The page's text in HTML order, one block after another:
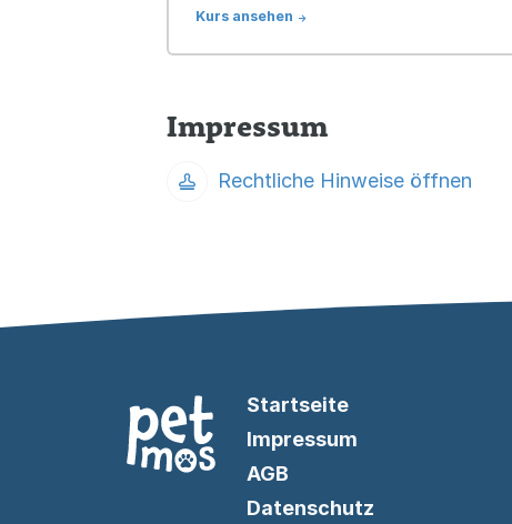
Kurs ansehen ->
Impressum
Rechtliche Hinweise öffnen
Startseite
Impressum
AGB
Datenschutz